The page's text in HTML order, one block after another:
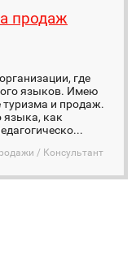
продаж
где
языков. Имею
туризма и продаж.
языка, как
/ Консультант